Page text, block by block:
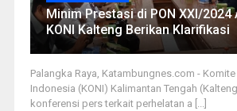
Minim Prestasi di PON XXI/2024
KONI Kalteng Berikan Klarifikasi
Palangka Raya, Katambungnes.com -
Indonesia (KONI) Kalimantan Tengah
konferensi pers terkait perhelatan a [...]